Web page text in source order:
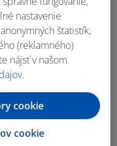
nastavenie
štatistík,
(reklamného)
nájsť v našom
.
cookie
cookie